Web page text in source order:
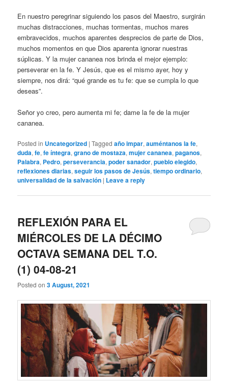
En nuestro peregrinar siguiendo los pasos del Maestro, surgirán
muchas distracciones, muchas tormentas, muchos mares
embravecidos, muchos aparentes desprecios de parte de Dios,
muchos momentos en que Dios aparenta ignorar nuestras
súplicas. Y la mujer cananea nos brinda el mejor ejemplo:
perseverar en la fe. Y Jesús, que es el mismo ayer, hoy y
siempre, nos dirá: “qué grande es tu fe: que se cumpla lo que
deseas”.
Señor yo creo, pero aumenta mi fe; dame la fe de la mujer
cananea.
Posted in Uncategorized |Tagged año impar,auméntanos la fe,
duda,fe,fe íntegra,grano de mostaza,mujer cananea,paganos,
Palabra, Pedro,perseverancia,poder sanador,pueblo elegido,
reflexiones diarias,seguir los pasos de Jesús,tiempo ordinario,
universalidad de la salvación | Leave a reply
REFLEXIÓN PARA EL
MIÉRCOLES DE LA DÉCIMO
OCTAVA SEMANA DEL T.O.
(1) 04-08-21
Posted on3 August, 2021